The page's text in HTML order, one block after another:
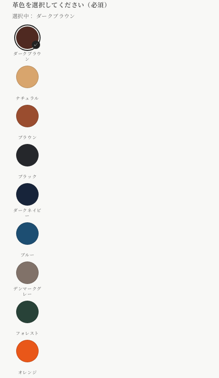
く格
ダークブラウン
ダ
ー
ク
ブ
ラ
ウ
ナ
チ
ュ
ラ
ル
ブ
ラ
ウ
ン
ブ
ラ
ッ
ク
ダ
ー
ク
ネ
イ
ビ
ブ
ル
ー
デ
ン
マ
ー
ク
グ
ー
フ
ォ
レ
ス
ト
オ
レ
ン